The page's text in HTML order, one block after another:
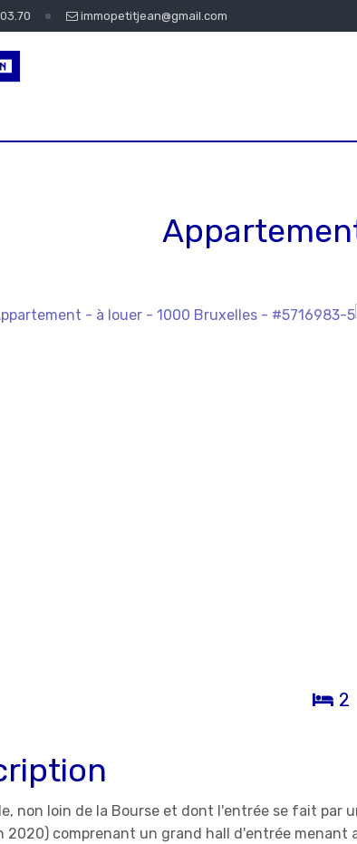
immopetitjean@gmail.com
2
non loin de la Bourse et dont l'entrée se fait par
2020) comprenant un grand hall d'entrée